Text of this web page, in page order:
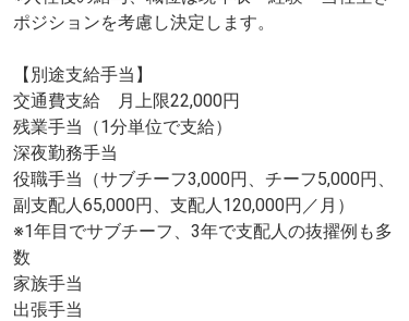
ポジションを考慮し決定します。
【別途支給手当】
交通費支給 月上限22,000円
残業手当（1分単位で支給）
深夜勤務手当
役職手当（サブチーフ3,000円、チーフ5,000円、
副支配人65,000円、支配人120,000円／月）
※1年目でサブチーフ、3年で支配人の抜擢例も多
数
家族手当
出張手当